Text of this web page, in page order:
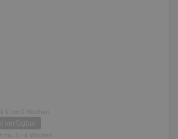
€ vor 5 Wochen
verfügbar
ca. 3 - 4 Wochen